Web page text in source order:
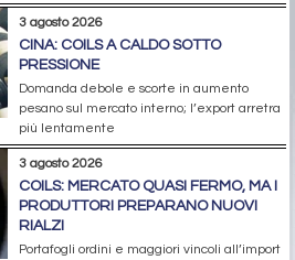
3 agosto 2026
CINA: COILS A CALDO SOTTO
PRESSIONE
Domanda debole e scorte in aumento
pesano sul mercato interno; l’export arretra
più lentamente
3 agosto 2026
COILS: MERCATO QUASI FERMO, MA I
PRODUTTORI PREPARANO NUOVI
RIALZI
Portafogli ordini e maggiori vincoli all’import